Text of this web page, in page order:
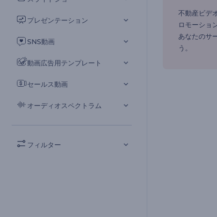
プレゼンテーション
SNS動画
動画広告用テンプレート
セールス動画
オーディオスペクトラム
フィルター
不動産ビデ
ロモーショ
あなたのサ
う。